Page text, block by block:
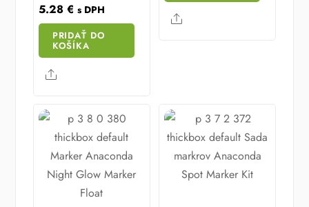
5.28 € s DPH
PRIDAŤ DO
KOŠÍKA
Share
Share